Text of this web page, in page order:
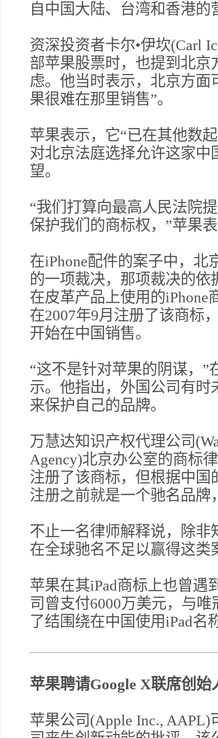
自中国大陆、台湾和香港的
资深投资者卡尔•伊坎(Carl
部苹果股票时，也提到北
虑。他当时表示，北京方面
果很难在那里销售”。
苹果表示，它“已在其他数
对北京法庭选择允许这家中
望。
“我们打算向最高人民法院
保护我们的商标权，”苹果
在iPhone配件的案子中，北
的一项裁决，那项裁决的
在皮革产品上使用的
在2007年9月注册了该商标
开始在中国销售。
“这不是针对苹果的阴谋，
示。他指出，外国公司有
来保护自己的品牌。
万慧达知识产权代理公司
Agency)北京办公室的商标
注册了该商标，但根据中
注册之前就是一个驰名品牌
不止一名律师解释说，除
在全球驰名不足以赢得这类
苹果在其iPad商标上也曾遇
司曾支付6000万美元，与唯
了结围绕在中国使用iPad名
苹果聘请Google X联席创始
苹果公司(Apple Inc.,